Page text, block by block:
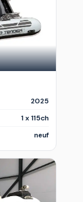
2025
1 x 115ch
neuf